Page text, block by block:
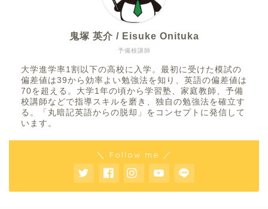
予備校講師
鬼塚 英介 / Eisuke Onituka
大学進学率1割以下の高校に入学。最初に受けた模試の
偏差値は39から効率よい勉強法を知り、英語の偏差値は
70を超える。大学1年の頃から学習塾、家庭教師、予備
校講師などで指導スキルを磨き、独自の勉強法を確立す
る。「丸暗記英語からの脱却」をコンセプトに発信して
います。
＼ Follow me ／